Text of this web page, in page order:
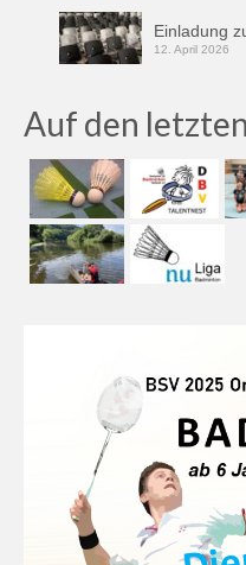
Einladung
12. April 2026
Auf den